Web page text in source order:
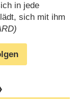
in jede
sich mit ihm